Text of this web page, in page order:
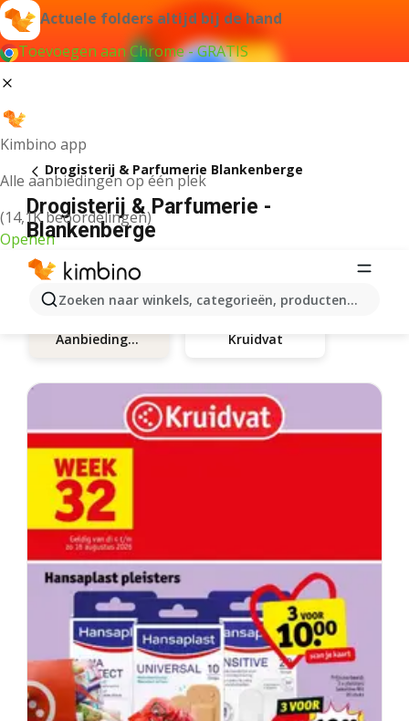
Actuele folders altijd bij de hand
Toevoegen aan Chrome - GRATIS
Kimbino app
Alle aanbiedingen op één plek
(14,1K beoordelingen)
Openen
Zoeken naar winkels, categorieën, producten...
Drogisterij & Parfumerie Blankenberge
Drogisterij & Parfumerie -
Blankenberge
Aanbiedingen Kruidvat